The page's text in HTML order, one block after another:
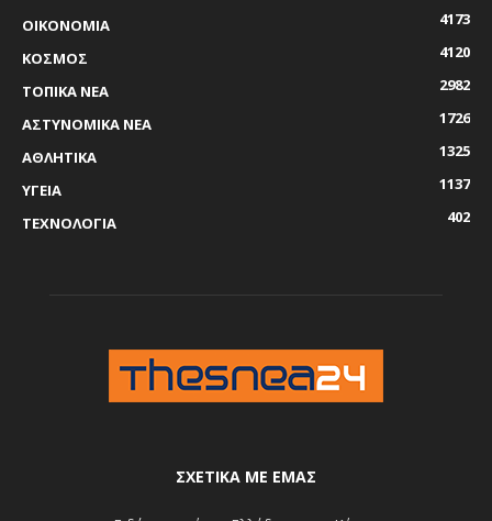
ΟΙΚΟΝΟΜΙΑ
4173
ΚΟΣΜΟΣ
4120
ΤΟΠΙΚΑ ΝΕΑ
2982
ΑΣΤΥΝΟΜΙΚΑ ΝΕΑ
1726
ΑΘΛΗΤΙΚΑ
1325
ΥΓΕΙΑ
1137
ΤΕΧΝΟΛΟΓΙΑ
402
ΣΧΕΤΙΚΆ ΜΕ ΕΜΆΣ